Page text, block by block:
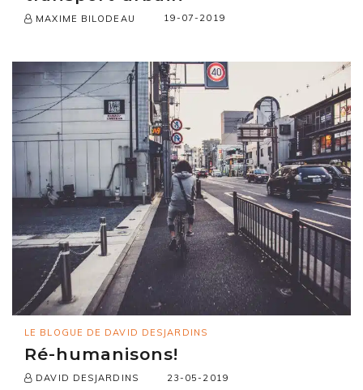
MAXIME BILODEAU 19-07-2019
LE BLOGUE DE DAVID DESJARDINS
Ré-humanisons!
DAVID DESJARDINS 23-05-2019